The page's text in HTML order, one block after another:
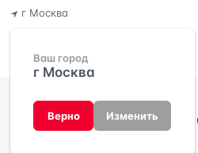
г Москва
Ваш город
г Москва
Верно Изменить
Коллекция